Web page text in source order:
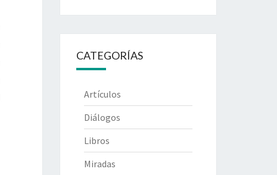
CATEGORÍAS
Artículos
Diálogos
Libros
Miradas